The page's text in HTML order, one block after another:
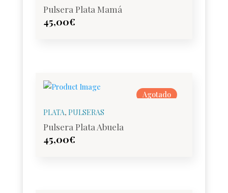
Pulsera Plata Mamá
45,00€
Agotado
PLATA, PULSERAS
Pulsera Plata Abuela
45,00€